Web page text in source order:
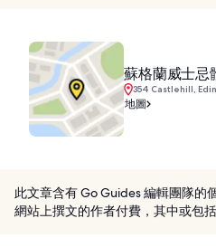
蘇格蘭威士忌
354 Castlehill,
地圖
此文章含有 Go Guides 編輯團隊的
網站上撰文的作者付費，其中或包